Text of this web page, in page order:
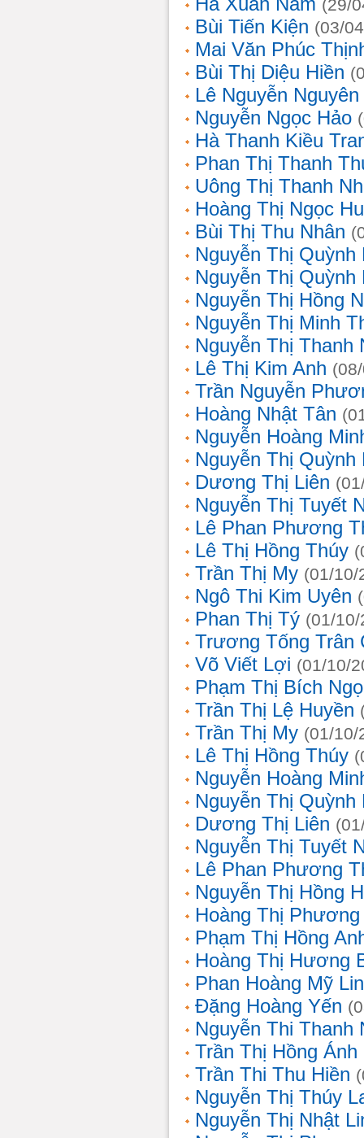
(29/
Bùi Tiến Kiện (03/
Mai Văn Phúc
Bùi Thị Diệu Hiền
Lê Nguyễn
Nguyễn Ngọc Hảo
Hà Thanh Kiều
Phan Thị Thanh
Uông Thị Thanh
Hoàng Thị Ngọc
Bùi Thị Thu Nhân
Nguyễn Thị Quỳnh
Nguyễn Thị Quỳnh
Nguyễn Thị Hồng
Nguyễn Thị Minh
Nguyễn Thị Thanh
Lê Thị Kim Anh
Trần Nguyễn
Hoàng Nhật Tân
Nguyễn Hoàng
Nguyễn Thị Quỳnh
Dương Thị Liên
Nguyễn Thị Tuyết
Lê Phan Phương
Lê Thị Hồng Thúy
Trần Thị My (01/10/
Ngô Thi Kim Uyên
Phan Thị Tý (01/
Trương Tống Trân
Võ Viết Lợi (01/10/
Phạm Thị Bích
Trần Thị Lệ Huyền
Trần Thị My (01/10/
Lê Thị Hồng Thúy
Nguyễn Hoàng
Nguyễn Thị Quỳnh
Dương Thị Liên
Nguyễn Thị Tuyết
Lê Phan Phương
Nguyễn Thị Hồng
Hoàng Thị Phương
Phạm Thị Hồng
Hoàng Thị Hương
Phan Hoàng Mỹ
Đặng Hoàng Yến
Nguyễn Thi Thanh
Trần Thị Hồng Ánh
Trần Thi Thu Hiền
Nguyễn Thị Thúy
Nguyễn Thị Nhật